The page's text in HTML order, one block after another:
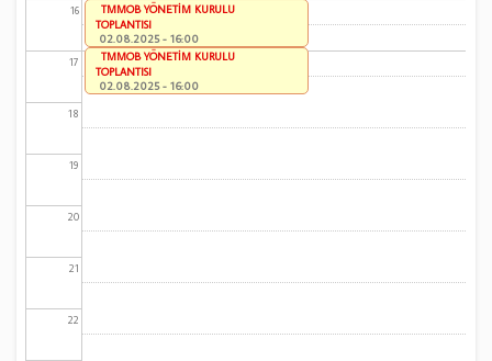
16
17
18
19
20
21
22
TMMOB YÖNETİM KURULU
TOPLANTISI
02.08.2025 - 16:00
TMMOB YÖNETİM KURULU
TOPLANTISI
02.08.2025 - 16:00